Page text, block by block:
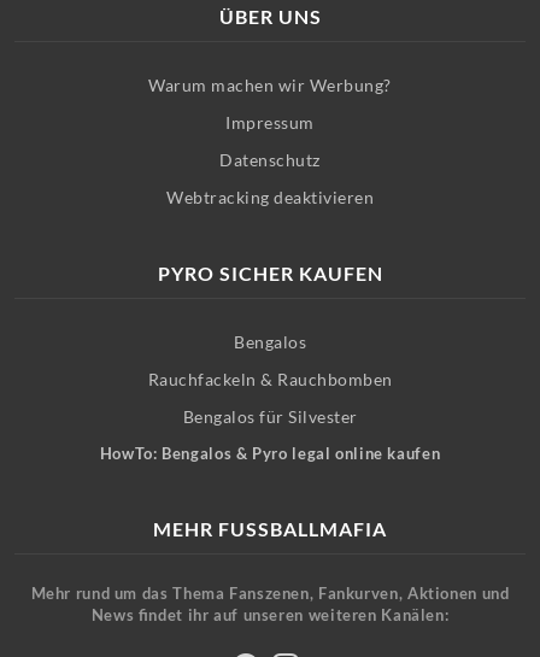
ÜBER UNS
Warum machen wir Werbung?
Impressum
Datenschutz
Webtracking deaktivieren
PYRO SICHER KAUFEN
Bengalos
Rauchfackeln & Rauchbomben
Bengalos für Silvester
HowTo: Bengalos & Pyro legal online kaufen
MEHR FUSSBALLMAFIA
Mehr rund um das Thema Fanszenen, Fankurven, Aktionen und
News findet ihr auf unseren weiteren Kanälen: